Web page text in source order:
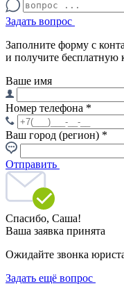
Задать вопрос
Заполните форму с
и получите бесплатную
Ваше имя
Номер телефона *
Ваш город (регион) *
Отправить
Спасибо, Саша!
Ваша заявка принята
Ожидайте звонка
Задать ещё вопрос